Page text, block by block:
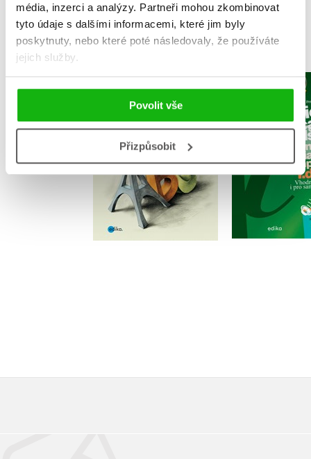
média, inzerci a analýzy. Partneři mohou zkombinovat
tyto údaje s dalšími informacemi, které jim byly
poskytnuty, nebo které poté následovaly, že používáte
jejich služby.
Povolit vše
Přizpůsobit
MOHLO BY VÁS TAKÉ ZAJÍMAT
Hry ve výuce
francouzštiny
Mojmír Vavrečka
Klaudia Eibenová
,
Irena Eibenová
Učebnice
Eva
Miroslava
,
Vlastimila
Do